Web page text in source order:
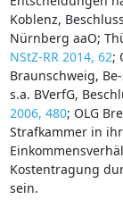
Koblenz, Beschluss
Nürnberg aaO;
NStZ-RR 2014, 62;
Braunschweig,
s.a. BVerfG,
2006, 480; OLG
Strafkammer in
Kostentragung
sein.